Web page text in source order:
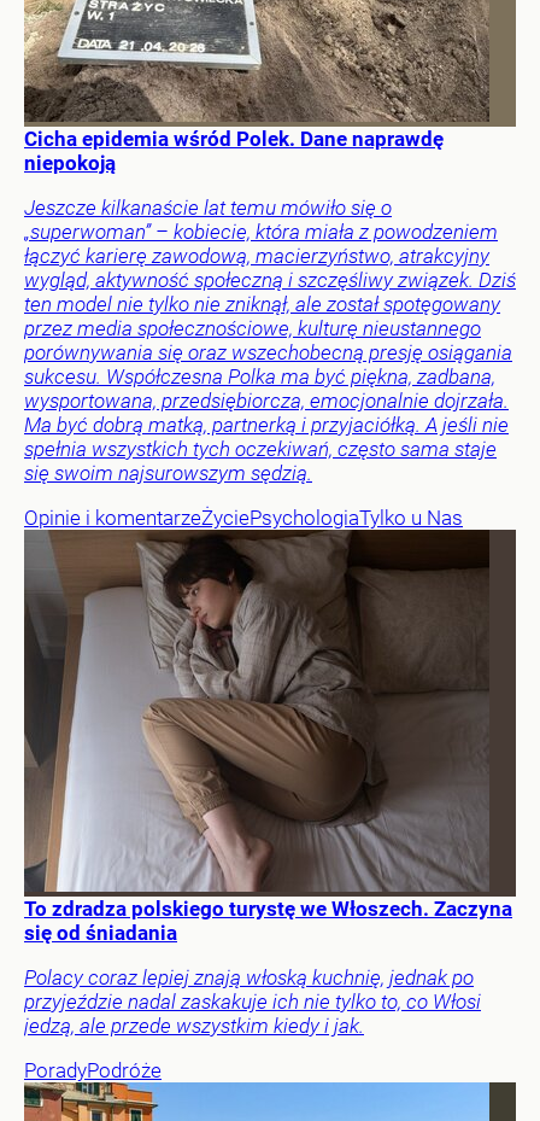
Cicha epidemia wśród Polek. Dane naprawdę
niepokoją
Jeszcze kilkanaście lat temu mówiło się o
„superwoman” – kobiecie, która miała z powodzeniem
łączyć karierę zawodową, macierzyństwo, atrakcyjny
wygląd, aktywność społeczną i szczęśliwy związek. Dziś
ten model nie tylko nie zniknął, ale został spotęgowany
przez media społecznościowe, kulturę nieustannego
porównywania się oraz wszechobecną presję osiągania
sukcesu. Współczesna Polka ma być piękna, zadbana,
wysportowana, przedsiębiorcza, emocjonalnie dojrzała.
Ma być dobrą matką, partnerką i przyjaciółką. A jeśli nie
spełnia wszystkich tych oczekiwań, często sama staje
się swoim najsurowszym sędzią.
Opinie i komentarzeŻyciePsychologiaTylko u Nas
To zdradza polskiego turystę we Włoszech. Zaczyna
się od śniadania
Polacy coraz lepiej znają włoską kuchnię, jednak po
przyjeździe nadal zaskakuje ich nie tylko to, co Włosi
jedzą, ale przede wszystkim kiedy i jak.
PoradyPodróże